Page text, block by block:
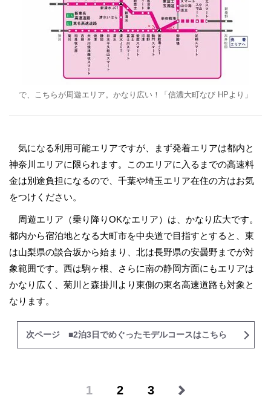
で、こちらが周遊エリア。かなり広い！「信濃大町なび HPより」
気になる利用可能エリアですが、まず発着エリアは都内と
神奈川エリアに限られます。このエリアに入るまでの高速料
金は別途負担になるので、千葉や埼玉エリア在住の方はお気
をつけください。
周遊エリア（乗り降りOKなエリア）は、かなり広大です。
都内から宿泊地となる大町市を中央道で目指すとすると、東
は山梨県の談合坂から始まり、北は長野県の安曇野までが対
象範囲です。西は駒ヶ根、さらに南の静岡方面にもエリアは
かなり広く、菊川と森掛川より東側の東名高速道路も対象と
なります。
次ページ ■2泊3日でめぐったモデルコースはこちら
1 2 3